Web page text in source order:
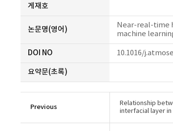
게재호
논문명(영어)
Near-real-time
machine
DOI NO 10.1016/
요약문(초록)
Previous
Relationship
interfacial layer